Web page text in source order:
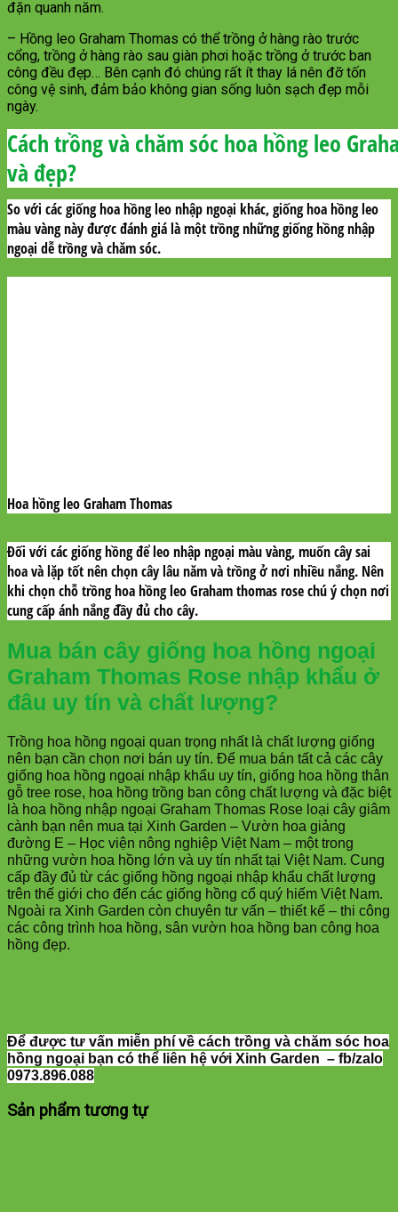
đặn quanh năm.
– Hồng leo Graham Thomas có thể trồng ở hàng rào trước
cổng, trồng ở hàng rào sau giàn phơi hoặc trồng ở trước ban
công đều đẹp… Bên cạnh đó chúng rất ít thay lá nên đỡ tốn
công vệ sinh, đảm bảo không gian sống luôn sạch đẹp mỗi
ngày.
Cách trồng và chăm sóc hoa hồng leo
và đẹp?
So với các giống hoa hồng leo nhập ngoại khác, giống hoa hồng leo
màu vàng này được đánh giá là một trồng những giống hồng nhập
ngoại dễ trồng và chăm sóc.
Hoa hồng leo Graham Thomas
Đối với các giống hồng để leo nhập ngoại màu vàng, muốn cây sai
hoa và lặp tốt nên chọn cây lâu năm và trồng ở nơi nhiều nắng. Nên
khi chọn chỗ trồng hoa hồng leo Graham thomas rose chú ý chọn nơi
cung cấp ánh nắng đầy đủ cho cây.
Mua bán cây giống hoa hồng ngoại
Graham Thomas Rose nhập khẩu ở
đâu uy tín và chất lượng?
Trồng hoa hồng ngoại quan trọng nhất là chất lượng giống
nên bạn cần chọn nơi bán uy tín. Để mua bán tất cả các cây
giống hoa hồng ngoại nhập khẩu uy tín, giống hoa hồng thân
gỗ tree rose, hoa hồng trồng ban công chất lượng và đặc biệt
là hoa hồng nhập ngoại Graham Thomas Rose loại cây giâm
cành bạn nên mua tại Xinh Garden – Vườn hoa giảng
đường E – Học viện nông nghiệp Việt Nam – một trong
những vườn hoa hồng lớn và uy tín nhất tại Việt Nam. Cung
cấp đầy đủ từ các giống hồng ngoại nhập khẩu chất lượng
trên thế giới cho đến các giống hồng cổ quý hiếm Việt Nam.
Ngoài ra Xinh Garden còn chuyên tư vấn – thiết kế – thi công
các công trình hoa hồng, sân vườn hoa hồng ban công hoa
hồng đẹp.
Để được tư vấn miễn phí về cách trồng và chăm sóc hoa
hồng ngoại bạn có thể liên hệ với Xinh Garden – fb/zalo
0973.896.088
Sản phẩm tương tự